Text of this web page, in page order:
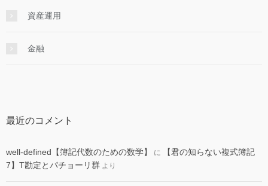
資産運用
金融
最近のコメント
well-defined【簿記代数のための数学】 に
【君の知らない複式簿記
7】T勘定とパチョーリ群 より